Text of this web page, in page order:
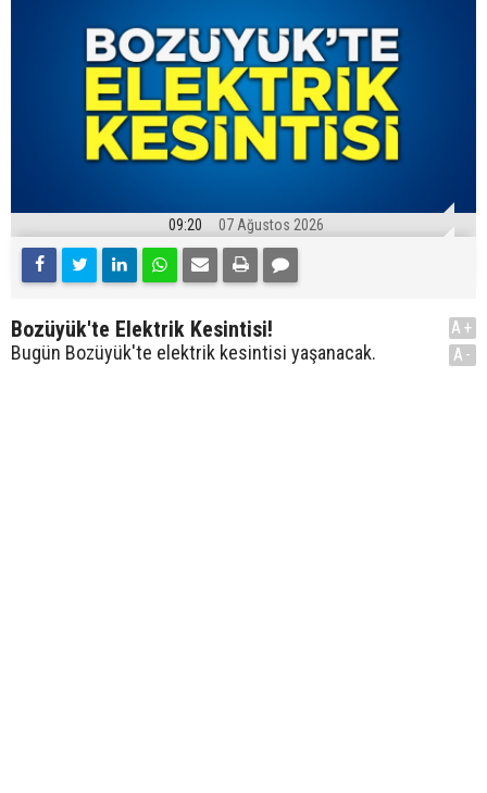
09:20 07 Ağustos 2026
Bozüyük'te Elektrik Kesintisi!
Bugün Bozüyük'te elektrik kesintisi yaşanacak.
A+
A-